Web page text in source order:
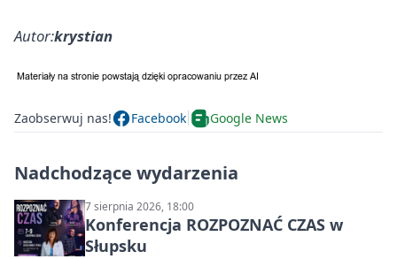
Autor:krystian
Zaobserwuj nas! Facebook Google News
Nadchodzące wydarzenia
7 sierpnia 2026, 18:00
Konferencja ROZPOZNAĆ CZAS w
Słupsku